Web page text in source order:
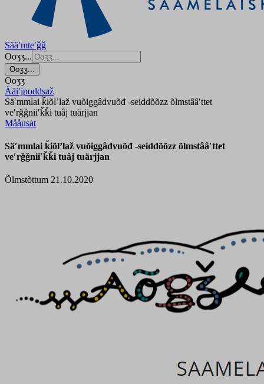
Sääʹmteʹǧǧ
Ooʒʒ...
Ooʒʒ...
Ooʒʒ
Ääiʹjpoddsaž
Säʹmmlai ǩiõlʼlaž vuõiggâdvuõđ -seiddõõzz õlmstââʹttet
veʹrǧǧniiʹǩǩi tuâj tuärjjan
Mååusat
Säʹmmlai ǩiõlʼlaž vuõiggâdvuõđ -seiddõõzz õlmstââʹttet
veʹrǧǧniiʹǩǩi tuâj tuärjjan
Õlmstõttum 21.10.2020